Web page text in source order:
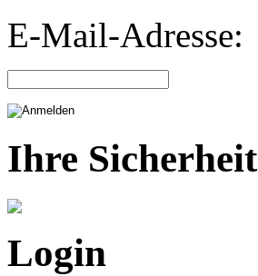
E-Mail-Adresse:
Ihre Sicherheit
Login